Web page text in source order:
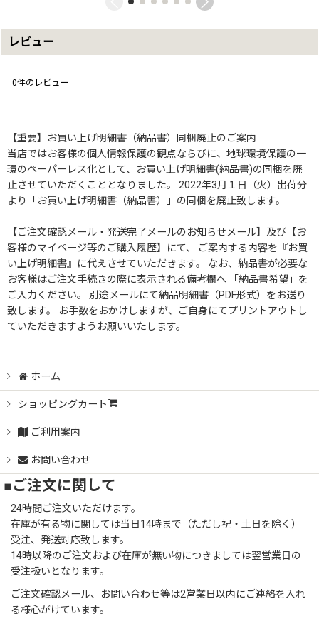
レビュー
0件のレビュー
【重要】お買い上げ明細書（納品書）同梱廃止のご案内
当店ではお客様の個人情報保護の観点ならびに、地球環境保護の一
環のペーパーレス化として、お買い上げ明細書(納品書)の同梱を廃
止させていただくこととなりました。 2022年3月１日（火）出荷分
より「お買い上げ明細書（納品書）」の同梱を廃止致します。
【ご注文確認メール・発送完了メールのお知らせメール】及び【お
客様のマイページ等のご購入履歴】にて、 ご案内する内容を『お買
い上げ明細書』に代えさせていただきます。 なお、納品書が必要な
お客様はご注文手続きの際に表示される備考欄へ 「納品書希望」を
ご入力ください。 別途メールにて納品明細書（PDF形式）をお送り
致します。 お手数をおかけしますが、ご自身にてプリントアウトし
ていただきますようお願いいたします。
ホーム
ショッピングカート
ご利用案内
お問い合わせ
■ご注文に関して
24時間ご注文いただけます。
在庫が有る物に関しては当日14時まで（ただし祝・土日を除く）
受注、発送対応致します。
14時以降のご注文および在庫が無い物につきましては翌営業日の
受注扱いとなります。
ご注文確認メール、お問い合わせ等は2営業日以内にご連絡を入れ
る様心がけています。